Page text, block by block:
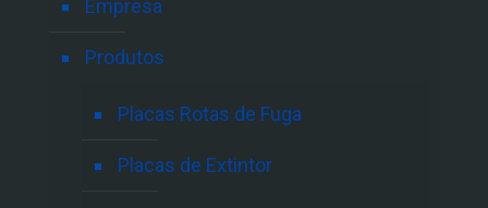
Empresa
Produtos
Placas Rotas de Fuga
Placas de Extintor